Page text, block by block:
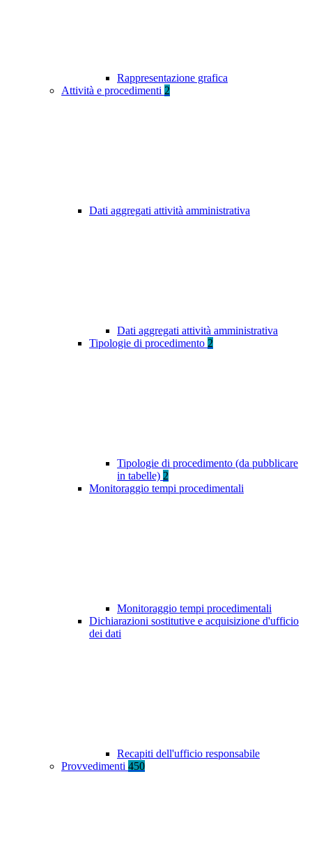
Rappresentazione grafica
Attività e procedimenti 2
Dati aggregati attività amministrativa
Dati aggregati attività amministrativa
Tipologie di procedimento 2
Tipologie di procedimento (da pubblicare
in tabelle) 2
Monitoraggio tempi procedimentali
Monitoraggio tempi procedimentali
Dichiarazioni sostitutive e acquisizione d'ufficio
dei dati
Recapiti dell'ufficio responsabile
Provvedimenti 450